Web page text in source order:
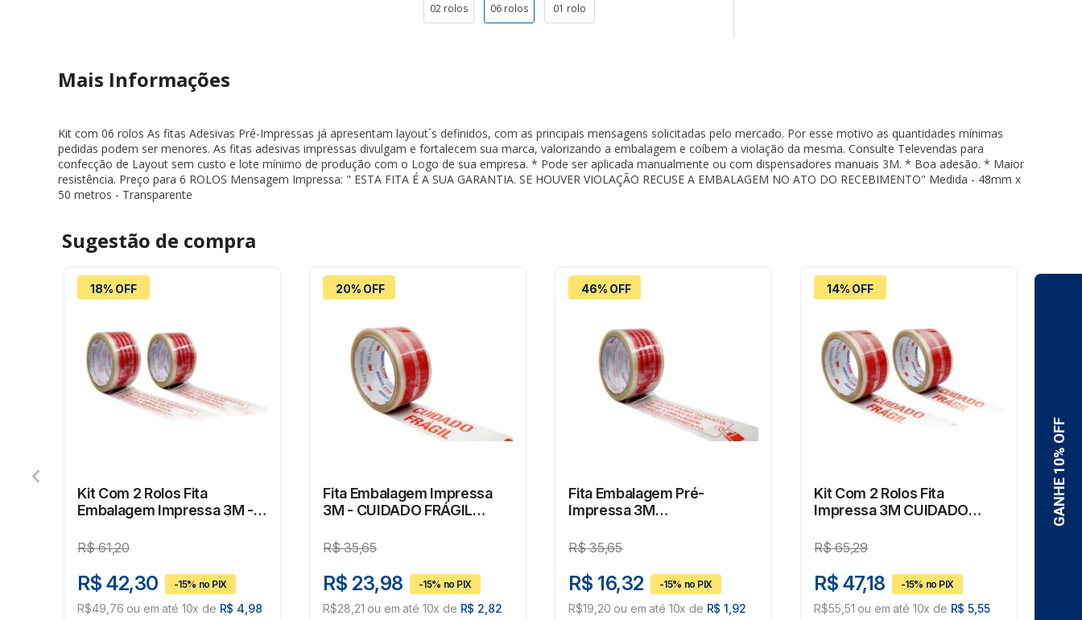
02 rolos 06 rolos 01 rolo
Mais Informações
Kit com 06 rolos As fitas Adesivas Pré-Impressas já apresentam layout´s definidos, com as principais mensagens solicitadas pelo mercado. Por esse motivo as quantidades mínimas
pedidas podem ser menores. As fitas adesivas impressas divulgam e fortalecem sua marca, valorizando a embalagem e coíbem a violação da mesma. Consulte Televendas para
confecção de Layout sem custo e lote mínimo de produção com o Logo de sua empresa. * Pode ser aplicada manualmente ou com dispensadores manuais 3M. * Boa adesão. * Maior
resistência. Preço para 6 ROLOS Mensagem Impressa: " ESTA FITA É A SUA GARANTIA. SE HOUVER VIOLAÇÃO RECUSE A EMBALAGEM NO ATO DO RECEBIMENTO" Medida - 48mm x
50 metros - Transparente
Sugestão de compra
18% OFF
Kit Com 2 Rolos Fita
Embalagem Impressa 3M -
R$61,20
R$ 42,30
R$49,76 ou em até 10x de R$ 4,98
20% OFF
Fita Embalagem Impressa
3M - CUIDADO FRÁGIL
R$35,65
R$ 23,98
R$28,21 ou em até 10x de R$ 2,82
46% OFF
Fita Embalagem Pré-
Impressa 3M
R$35,65
R$ 16,32
R$19,20 ou em até 10x de R$ 1,92
14% OFF
Kit Com 2 Rolos Fita
Impressa 3M CUIDADO
R$65,29
R$ 47,18
R$55,51 ou em até 10x de R$ 5,55